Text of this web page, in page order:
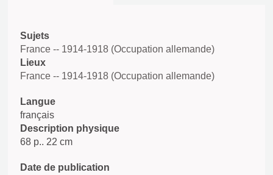
Sujets
France -- 1914-1918 (Occupation allemande)
Lieux
France -- 1914-1918 (Occupation allemande)
Langue
français
Description physique
68 p.. 22 cm
Date de publication